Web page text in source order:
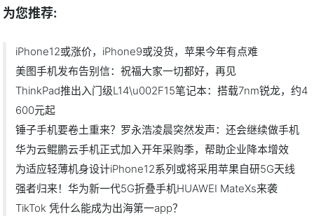
为您推荐:
iPhone12或涨价，iPhone9或没货，苹果今年有点难
美图手机发布告别信：祝福大家一切都好，再见
ThinkPad推出入门级L14\u002F15笔记本：搭载7nm锐龙，约4
600元起
锤子手机要卷土重来？罗永浩凌晨突然发声：还会继续做手机
华为云鲲鹏云手机正式加入开年采购季，帮助企业降本增效
为适应轻薄机身设计iPhone12系列或将采用苹果自研5G天线
强者归来！华为新一代5G折叠手机HUAWEI MateXs来袭
TikTok 凭什么能成为出海第一app？